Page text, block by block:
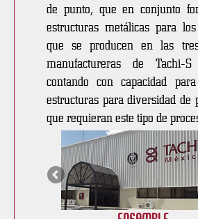
de punto, que en conjunto
estructuras metálicas para
que se producen en las
manufactureras de Tachi-S
contando con capacidad
estructuras para diversidad de
que requieran este tipo de